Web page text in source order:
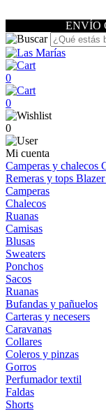
ENVÍO
0
0
0
Mi cuenta
Camperas y chalecos
Remeras y tops Blazer
Camperas
Chalecos
Ruanas
Camisas
Blusas
Sweaters
Ponchos
Sacos
Ruanas
Bufandas y pañuelos
Carteras y necesers
Caravanas
Collares
Coleros y pinzas
Gorros
Perfumador textil
Faldas
Shorts